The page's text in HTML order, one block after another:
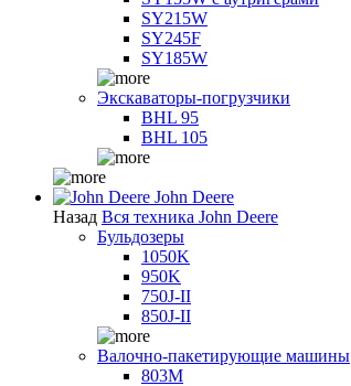
SY215W
SY245F
SY185W
Экскаваторы-погрузчики
BHL 95
BHL 105
John Deere
Назад Вся техника John Deere
Бульдозеры
1050K
950K
750J-II
850J-II
Валочно-пакетирующие машины
803M